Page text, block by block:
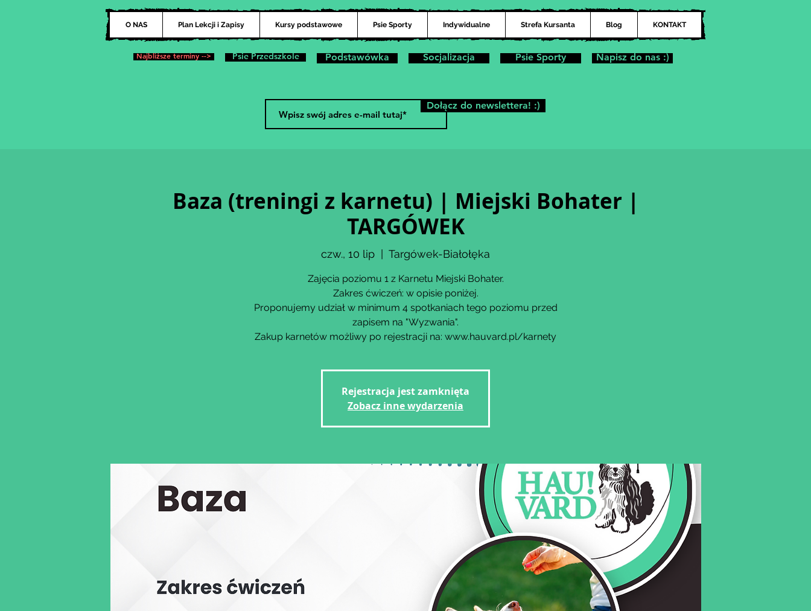
O NAS Plan Lekcji i Zapisy Kursy podstawowe Psie Sporty Indywidualne Strefa Kursanta Blog KONTAKT
Najbliższe terminy --> Psie Przedszkole Podstawówka Socjalizacja Psie Sporty Napisz do nas :)
Baza (treningi z karnetu) | Miejski Bohater |
TARGÓWEK
czw., 10 lip Targówek-Białołęka
Zajęcia poziomu 1 z Karnetu Miejski Bohater.
Zakres ćwiczeń: w opisie poniżej.
Proponujemy udział w minimum 4 spotkaniach tego poziomu przed
zapisem na "Wyzwania".
Zakup karnetów możliwy po rejestracji na: www.hauvard.pl/karnety
Rejestracja jest zamknięta
Zobacz inne wydarzenia
Dołącz do newslettera! :)